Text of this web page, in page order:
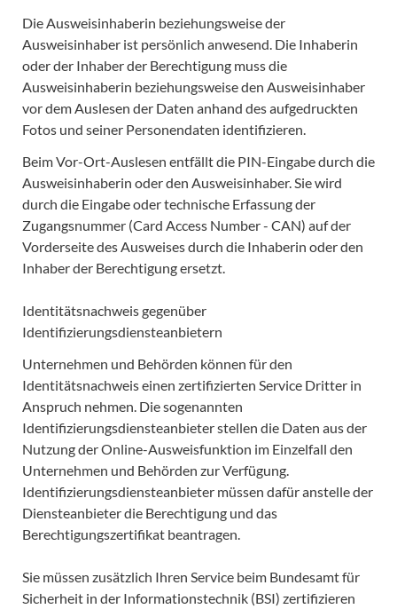
Die Ausweisinhaberin beziehungsweise der
Ausweisinhaber ist persönlich anwesend. Die Inhaberin
oder der Inhaber der Berechtigung muss die
Ausweisinhaberin beziehungsweise den Ausweisinhaber
vor dem Auslesen der Daten anhand des aufgedruckten
Fotos und seiner Personendaten identifizieren.
Beim Vor-Ort-Auslesen entfällt die PIN-Eingabe durch die
Ausweisinhaberin oder den Ausweisinhaber. Sie wird
durch die Eingabe oder technische Erfassung der
Zugangsnummer (Card Access Number - CAN) auf der
Vorderseite des Ausweises durch die Inhaberin oder den
Inhaber der Berechtigung ersetzt.
Identitätsnachweis gegenüber
Identifizierungsdiensteanbietern
Unternehmen und Behörden können für den
Identitätsnachweis einen zertifizierten Service Dritter in
Anspruch nehmen. Die sogenannten
Identifizierungsdiensteanbieter stellen die Daten aus der
Nutzung der Online-Ausweisfunktion im Einzelfall den
Unternehmen und Behörden zur Verfügung.
Identifizierungsdiensteanbieter müssen dafür anstelle der
Diensteanbieter die Berechtigung und das
Berechtigungszertifikat beantragen.
Sie müssen zusätzlich Ihren Service beim Bundesamt für
Sicherheit in der Informationstechnik (BSI) zertifizieren